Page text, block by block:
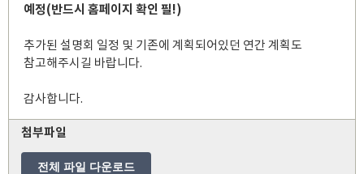
예정(반드시 홈페이지 확인 필!)
추가된 설명회 일정 및 기존에 계획되어있던 연간 계획도
참고해주시길 바랍니다.
감사합니다.
첨부파일
전체 파일 다운로드